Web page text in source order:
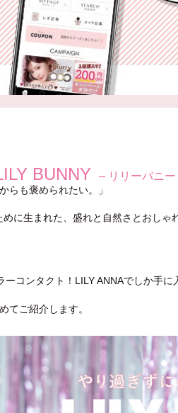
BUNNY – リリーバニー
らも褒められたい。」
に生まれた、盛れと自然さとおしゃ
ーコンタクト！LILY ANNAでしか手に
てご紹介します。